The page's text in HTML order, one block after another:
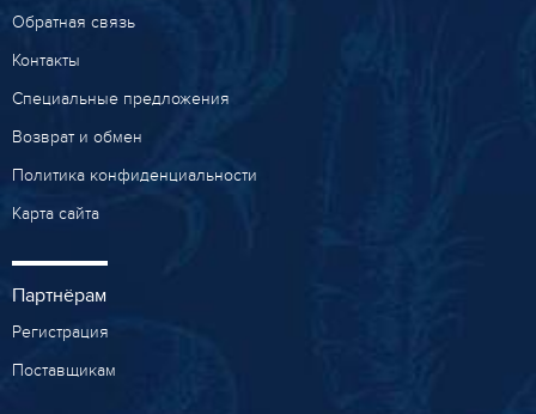
Обратная связь
Контакты
Специальные предложения
Возврат и обмен
Политика конфиденциальности
Карта сайта
Партнёрам
Регистрация
Поставщикам